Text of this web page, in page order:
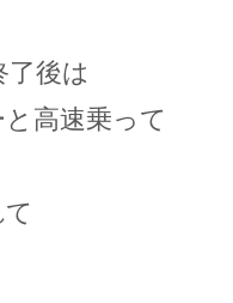
後は
高速乗って